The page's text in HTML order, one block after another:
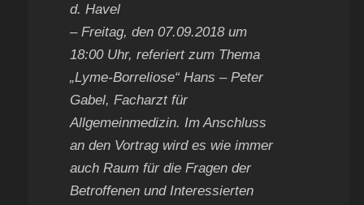
d. Havel
– Freitag, den 07.09.2018 um
18:00 Uhr, referiert zum Thema
„Lyme-Borreliose“ Hans – Peter
Gabel, Facharzt für
Allgemeinmedizin. Im Anschluss
an den Vortrag wird es wie immer
auch Raum für die Fragen der
Betroffenen und Interessierten